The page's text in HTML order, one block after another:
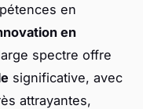
en
en
spectre offre
significative, avec
attrayantes,